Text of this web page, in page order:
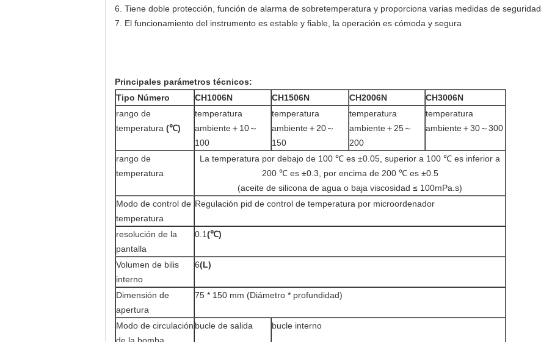
6. Tiene doble protección, función de alarma de sobretemperatura y proporciona varias medidas de seguridad
7. El funcionamiento del instrumento es estable y fiable, la operación es cómoda y segura
Principales parámetros técnicos:
Tipo Número CH1006N CH1506N CH2006N CH3006N
rango de
temperatura (℃)
temperatura
ambiente＋10～
100
temperatura
ambiente＋20～
150
temperatura
ambiente＋25～
200
temperatura
ambiente＋30～300
rango de
temperatura
La temperatura por debajo de 100 ℃ es ±0.05, superior a 100 ℃ es inferior a
200 ℃ es ±0.3, por encima de 200 ℃ es ±0.5
(aceite de silicona de agua o baja viscosidad ≤ 100mPa.s)
Modo de control de
temperatura
Regulación pid de control de temperatura por microordenador
resolución de la
pantalla
0.1(℃)
Volumen de bilis
interno
6(L)
Dimensión de
apertura
75 * 150 mm (Diámetro * profundidad)
Modo de circulación bucle de salida bucle interno